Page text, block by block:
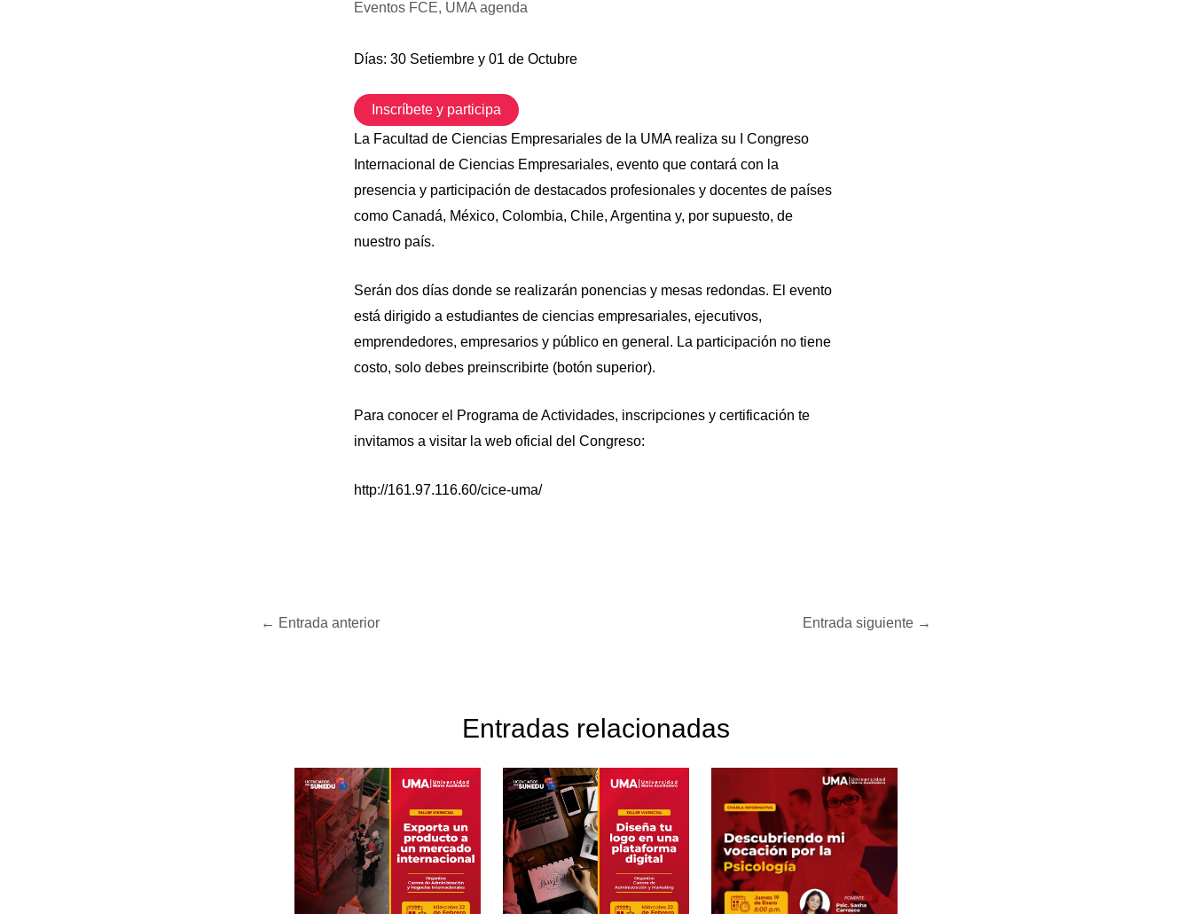
Eventos FCE, UMA agenda
Días: 30 Setiembre y 01 de Octubre
Inscríbete y participa
La Facultad de Ciencias Empresariales de la UMA realiza su I Congreso
Internacional de Ciencias Empresariales, evento que contará con la
presencia y participación de destacados profesionales y docentes de países
como Canadá, México, Colombia, Chile, Argentina y, por supuesto, de
nuestro país.
Serán dos días donde se realizarán ponencias y mesas redondas. El evento
está dirigido a estudiantes de ciencias empresariales, ejecutivos,
emprendedores, empresarios y público en general. La participación no tiene
costo, solo debes preinscribirte (botón superior).
Para conocer el Programa de Actividades, inscripciones y certificación te
invitamos a visitar la web oficial del Congreso:
http://161.97.116.60/cice-uma/
← Entrada anterior Entrada siguiente →
Entradas relacionadas